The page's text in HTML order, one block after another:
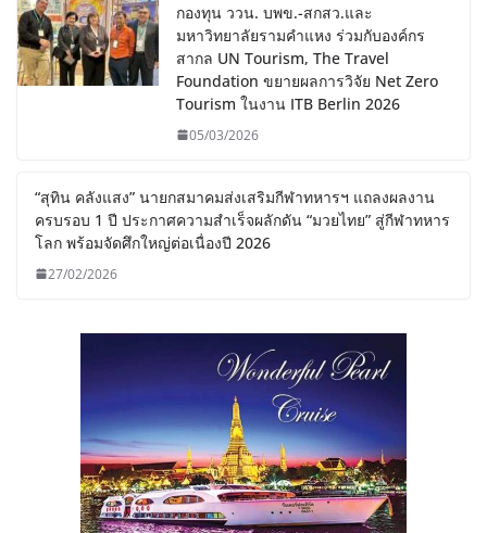
กองทุน ววน. บพข.-สกสว.และ
มหาวิทยาลัยรามคำแหง ร่วมกับองค์กร
สากล UN Tourism, The Travel
Foundation ขยายผลการวิจัย Net Zero
Tourism ในงาน ITB Berlin 2026
05/03/2026
“สุทิน คลังแสง” นายกสมาคมส่งเสริมกีฬาทหารฯ แถลงผลงาน
ครบรอบ 1 ปี ประกาศความสำเร็จผลักดัน “มวยไทย” สู่กีฬาทหาร
โลก พร้อมจัดศึกใหญ่ต่อเนื่องปี 2026
27/02/2026